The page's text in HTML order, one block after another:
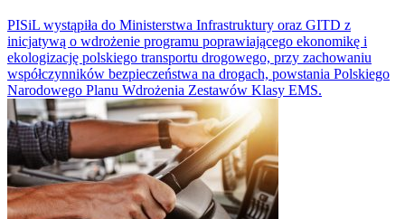
PISiL wystąpiła do Ministerstwa Infrastruktury oraz GITD z
inicjatywą o wdrożenie programu poprawiającego ekonomikę i
ekologizację polskiego transportu drogowego, przy zachowaniu
współczynników bezpieczeństwa na drogach, powstania Polskiego
Narodowego Planu Wdrożenia Zestawów Klasy EMS.